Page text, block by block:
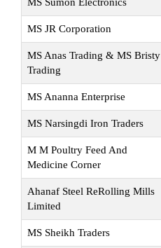
MS JR Corporation
MS Anas Trading & MS Bristy
Trading
MS Ananna Enterprise
MS Narsingdi Iron Traders
M M Poultry Feed And
Medicine Corner
Ahanaf Steel ReRolling Mills
Limited
MS Sheikh Traders